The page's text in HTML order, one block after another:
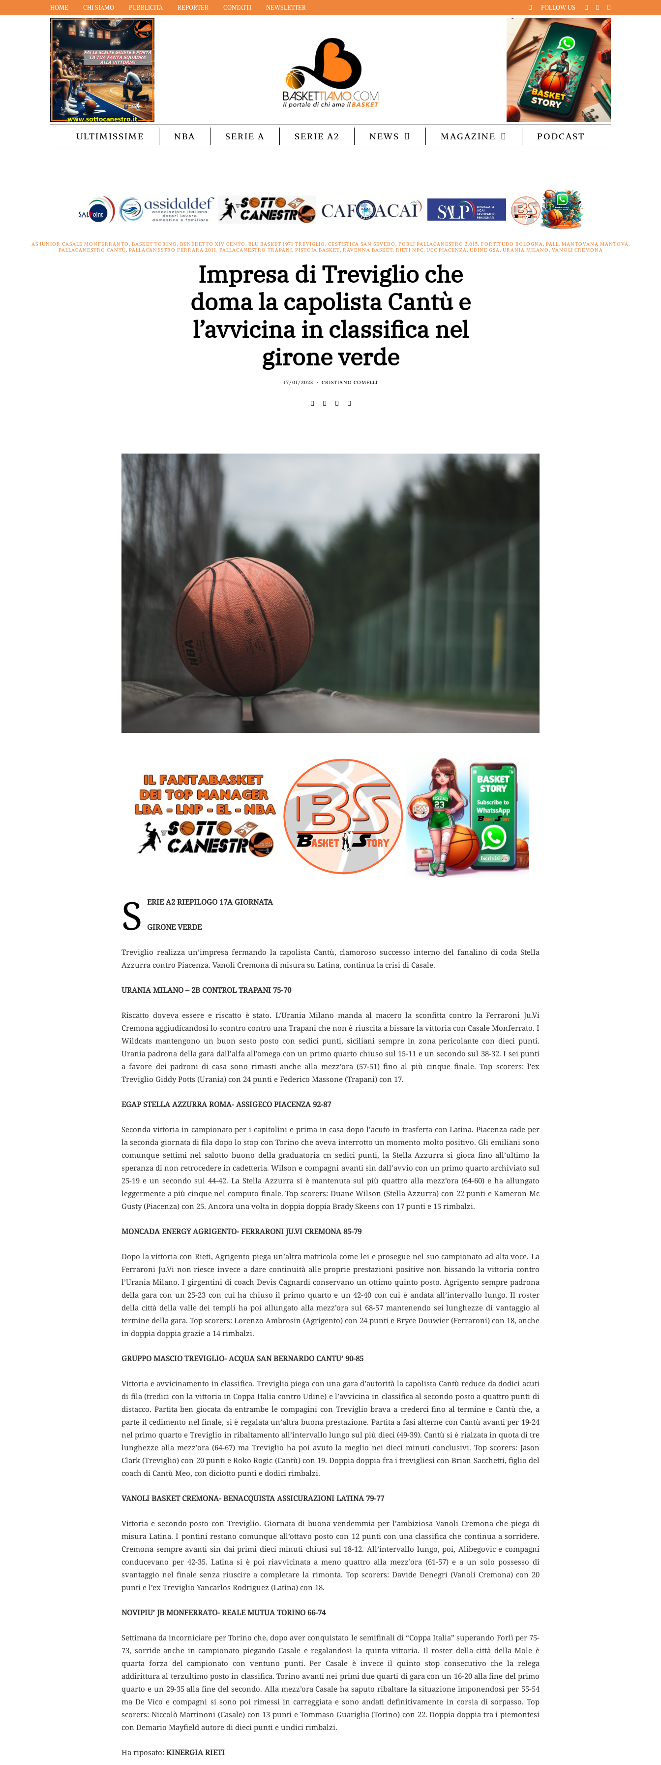
HOME CHI SIAMO PUBBLICITÀ REPORTER CONTATTI NEWSLETTER FOLLOW US
ULTIMISSIME NBA SERIE A SERIE A2 NEWS MAGAZINE PODCAST
AS JUNIOR CASALE MONFERRANTO, BASKET TORINO, BENEDETTO XIV CENTO, BLU BASKET 1971 TREVIGLIO, CESTISTICA SAN SEVERO, FORLÌ PALLACANESTRO 2.015, FORTITUDO BOLOGNA, PALL. MANTOVANA MANTOVA,
PALLACANESTRO CANTÙ, PALLACANESTRO FERRARA 2011, PALLACANESTRO TRAPANI, PISTOIA BASKET, RAVENNA BASKET, RIETI NPC, UCC PIACENZA, UDINE GSA, URANIA MILANO, VANOLI CREMONA
Impresa di Treviglio che
doma la capolista Cantù e
l’avvicina in classifica nel
girone verde
17/01/2023 CRISTIANO COMELLI
S ERIE A2 RIEPILOGO 17A GIORNATA
GIRONE VERDE
Treviglio realizza un’impresa fermando la capolista Cantù, clamoroso successo interno del fanalino di coda Stella
Azzurra contro Piacenza. Vanoli Cremona di misura su Latina, continua la crisi di Casale.
URANIA MILANO – 2B CONTROL TRAPANI 75-70
Riscatto doveva essere e riscatto è stato. L’Urania Milano manda al macero la sconfitta contro la Ferraroni Ju.Vi
Cremona aggiudicandosi lo scontro contro una Trapani che non è riuscita a bissare la vittoria con Casale Monferrato. I
Wildcats mantengono un buon sesto posto con sedici punti, siciliani sempre in zona pericolante con dieci punti.
Urania padrona della gara dall’alfa all’omega con un primo quarto chiuso sul 15-11 e un secondo sul 38-32. I sei punti
a favore dei padroni di casa sono rimasti anche alla mezz’ora (57-51) fino al più cinque finale. Top scorers: l’ex
Treviglio Giddy Potts (Urania) con 24 punti e Federico Massone (Trapani) con 17.
EGAP STELLA AZZURRA ROMA- ASSIGECO PIACENZA 92-87
Seconda vittoria in campionato per i capitolini e prima in casa dopo l’acuto in trasferta con Latina. Piacenza cade per
la seconda giornata di fila dopo lo stop con Torino che aveva interrotto un momento molto positivo. Gli emiliani sono
comunque settimi nel salotto buono della graduatoria cn sedici punti, la Stella Azzurra si gioca fino all’ultimo la
speranza di non retrocedere in cadetteria. Wilson e compagni avanti sin dall’avvio con un primo quarto archiviato sul
25-19 e un secondo sul 44-42. La Stella Azzurra si è mantenuta sul più quattro alla mezz’ora (64-60) e ha allungato
leggermente a più cinque nel computo finale. Top scorers: Duane Wilson (Stella Azzurra) con 22 punti e Kameron Mc
Gusty (Piacenza) con 25. Ancora una volta in doppia doppia Brady Skeens con 17 punti e 15 rimbalzi.
MONCADA ENERGY AGRIGENTO- FERRARONI JU.VI CREMONA 85-79
Dopo la vittoria con Rieti, Agrigento piega un’altra matricola come lei e prosegue nel suo campionato ad alta voce. La
Ferraroni Ju.Vi non riesce invece a dare continuità alle proprie prestazioni positive non bissando la vittoria contro
l’Urania Milano. I girgentini di coach Devis Cagnardi conservano un ottimo quinto posto. Agrigento sempre padrona
della gara con un 25-23 con cui ha chiuso il primo quarto e un 42-40 con cui è andata all’intervallo lungo. Il roster
della città della valle dei templi ha poi allungato alla mezz’ora sul 68-57 mantenendo sei lunghezze di vantaggio al
termine della gara. Top scorers: Lorenzo Ambrosin (Agrigento) con 24 punti e Bryce Douwier (Ferraroni) con 18, anche
in doppia doppia grazie a 14 rimbalzi.
GRUPPO MASCIO TREVIGLIO- ACQUA SAN BERNARDO CANTU’ 90-85
Vittoria e avvicinamento in classifica. Treviglio piega con una gara d’autorità la capolista Cantù reduce da dodici acuti
di fila (tredici con la vittoria in Coppa Italia contro Udine) e l’avvicina in classifica al secondo posto a quattro punti di
distacco. Partita ben giocata da entrambe le compagini con Treviglio brava a crederci fino al termine e Cantù che, a
parte il cedimento nel finale, si è regalata un’altra buona prestazione. Partita a fasi alterne con Cantù avanti per 19-24
nel primo quarto e Treviglio in ribaltamento all’intervallo lungo sul più dieci (49-39). Cantù si è rialzata in quota di tre
lunghezze alla mezz’ora (64-67) ma Treviglio ha poi avuto la meglio nei dieci minuti conclusivi. Top scorers: Jason
Clark (Treviglio) con 20 punti e Roko Rogic (Cantù) con 19. Doppia doppia fra i trevigliesi con Brian Sacchetti, figlio del
coach di Cantù Meo, con diciotto punti e dodici rimbalzi.
VANOLI BASKET CREMONA- BENACQUISTA ASSICURAZIONI LATINA 79-77
Vittoria e secondo posto con Treviglio. Giornata di buona vendemmia per l’ambiziosa Vanoli Cremona che piega di
misura Latina. I pontini restano comunque all’ottavo posto con 12 punti con una classifica che continua a sorridere.
Cremona sempre avanti sin dai primi dieci minuti chiusi sul 18-12. All’intervallo lungo, poi, Alibegovic e compagni
conducevano per 42-35. Latina si è poi riavvicinata a meno quattro alla mezz’ora (61-57) e a un solo possesso di
svantaggio nel finale senza riuscire a completare la rimonta. Top scorers: Davide Denegri (Vanoli Cremona) con 20
punti e l’ex Treviglio Yancarlos Rodriguez (Latina) con 18.
NOVIPIU’ JB MONFERRATO- REALE MUTUA TORINO 66-74
Settimana da incorniciare per Torino che, dopo aver conquistato le semifinali di “Coppa Italia” superando Forlì per 75-
73, sorride anche in campionato piegando Casale e regalandosi la quinta vittoria. Il roster della città della Mole è
quarta forza del campionato con ventuno punti. Per Casale è invece il quinto stop consecutivo che la relega
addirittura al terzultimo posto in classifica. Torino avanti nei primi due quarti di gara con un 16-20 alla fine del primo
quarto e un 29-35 alla fine del secondo. Alla mezz’ora Casale ha saputo ribaltare la situazione imponendosi per 55-54
ma De Vico e compagni si sono poi rimessi in carreggiata e sono andati definitivamente in corsia di sorpasso. Top
scorers: Niccolò Martinoni (Casale) con 13 punti e Tommaso Guariglia (Torino) con 22. Doppia doppia tra i piemontesi
con Demario Mayfield autore di dieci punti e undici rimbalzi.
Ha riposato: KINERGIA RIETI